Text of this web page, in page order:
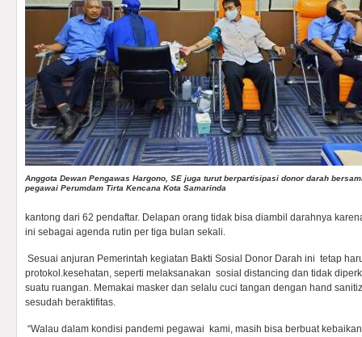
Anggota Dewan Pengawas Hargono, SE juga turut berpartisipasi donor darah
pegawai Perumdam Tirta Kencana Kota Samarinda
kantong dari 62 pendaftar. Delapan orang tidak bisa diambil darahnya
ini sebagai agenda rutin per tiga bulan sekali.
Sesuai anjuran Pemerintah kegiatan Bakti Sosial Donor Darah ini tetap
protokol.kesehatan, seperti melaksanakan sosial distancing dan tidak
suatu ruangan. Memakai masker dan selalu cuci tangan dengan hand
sesudah beraktifitas.
“Walau dalam kondisi pandemi pegawai kami, masih bisa berbuat